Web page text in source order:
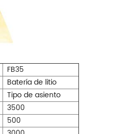
FB35
Batería de litio
Tipo de asiento
3500
500